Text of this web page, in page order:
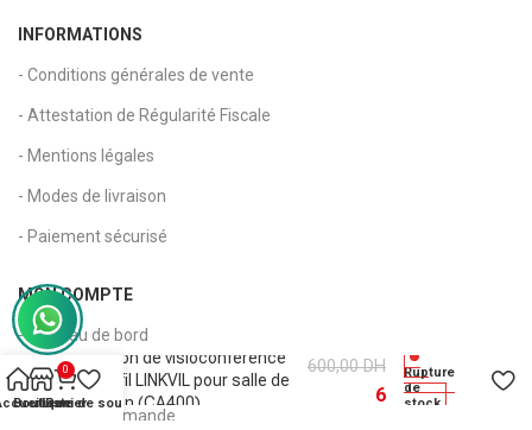
INFORMATIONS
- Conditions générales de vente
- Attestation de Régularité Fiscale
- Mentions légales
- Modes de livraison
- Paiement sécurisé
MON COMPTE
- Tableau de bord
- Mon compte
- Suivi de commande
Solution de visioconférence
sans fil LINKVIL pour salle de
réunion (CA400)
600,00DH
6
Rupture
de
stock
Boutique
0
Panier
Liste de souhaits